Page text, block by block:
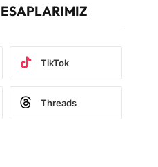
TikTok
Threads